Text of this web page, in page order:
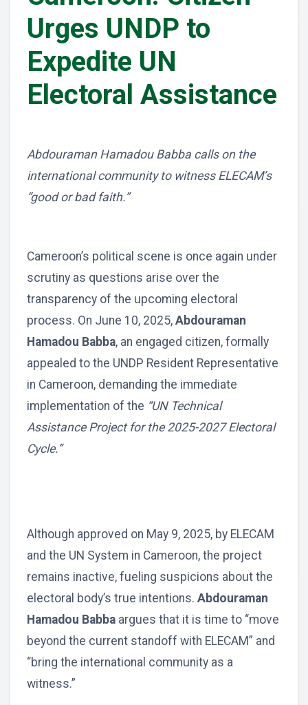
Urges UNDP to
Expedite UN
Electoral Assistance
Abdouraman Hamadou Babba calls on the
international community to witness ELECAM’s
“good or bad faith.”
Cameroon’s political scene is once again under
scrutiny as questions arise over the
transparency of the upcoming electoral
process. On June 10, 2025, Abdouraman
Hamadou Babba, an engaged citizen, formally
appealed to the UNDP Resident Representative
in Cameroon, demanding the immediate
implementation of the “UN Technical
Assistance Project for the 2025-2027 Electoral
Cycle.”
Although approved on May 9, 2025, by ELECAM
and the UN System in Cameroon, the project
remains inactive, fueling suspicions about the
electoral body’s true intentions. Abdouraman
Hamadou Babba argues that it is time to “move
beyond the current standoff with ELECAM” and
“bring the international community as a
witness.”